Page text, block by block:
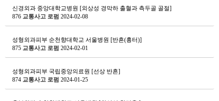
신경외과 중앙대학교병원 [외상성 경막하 출혈과 측두골 골절]
876 교통사고 로펌 2024-02-08
성형외과피부 순천향대학교 서울병원 [반흔(흉터)]
875 교통사고 로펌 2024-02-01
성형외과피부 국립중앙의료원 [선상 반흔]
874 교통사고 로펌 2024-01-25